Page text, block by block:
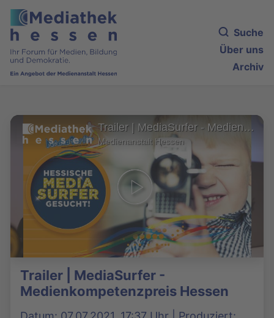
Suche
Über uns
Archiv
Trailer | MediaSurfer - Medienkompetenzpreis Hessen
Medienanstalt Hessen
Trailer | MediaSurfer -
Medienkompetenzpreis Hessen